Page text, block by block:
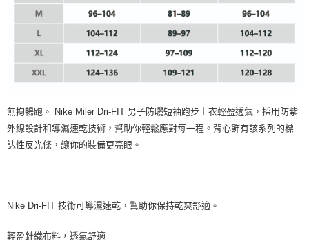
無拘暢跑。 Nike Miler Dri-FIT 男子防曬短袖跑步上衣輕盈透氣，採用防紫
外線設計和導濕速乾技術，幫助你輕鬆應對每一程。背心飾有該系列的標
誌性反光條，讓你的裝備更亮眼。
Nike Dri-FIT 技術可導濕速乾，幫助你保持乾爽舒適。
輕盈針織布料，透氣舒適